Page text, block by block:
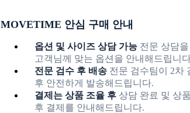
MOVETIME 안심 구매 안내
옵션 및 사이즈 상담 가능 전문 상담을
고객님께 맞는 옵션을 안내해드립니
전문 검수 후 배송 전문 검수팀이 2차
후 안전하게 발송해드립니다.
결제는 상품 조율 후 상담 완료 및 상
후 결제를 안내해드립니다.